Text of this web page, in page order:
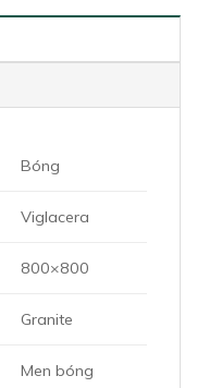
Bóng
Viglacera
800×800
Granite
Men bóng